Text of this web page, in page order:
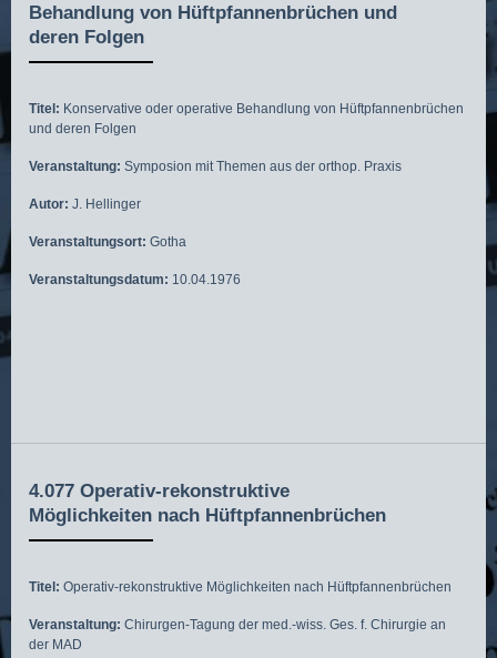
Behandlung von Hüftpfannenbrüchen und
deren Folgen
Titel: Konservative oder operative Behandlung von Hüftpfannenbrüchen
und deren Folgen
Veranstaltung: Symposion mit Themen aus der orthop. Praxis
Autor: J. Hellinger
Veranstaltungsort: Gotha
Veranstaltungsdatum: 10.04.1976
4.077 Operativ-rekonstruktive
Möglichkeiten nach Hüftpfannenbrüchen
Titel: Operativ-rekonstruktive Möglichkeiten nach Hüftpfannenbrüchen
Veranstaltung: Chirurgen-Tagung der med.-wiss. Ges. f. Chirurgie an
der MAD